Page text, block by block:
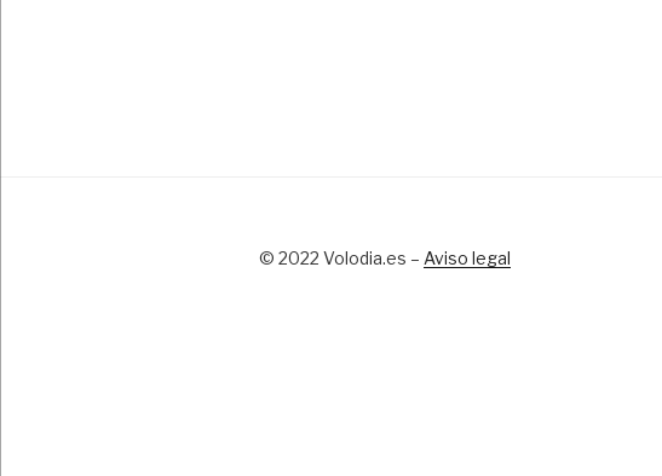
© 2022 Volodia.es – Aviso legal